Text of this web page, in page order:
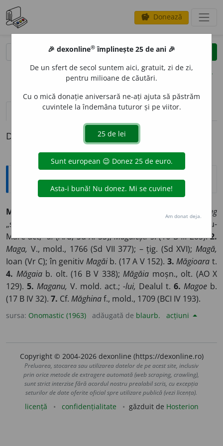
savings Donează
clear
opțiuni
definiții (1) pronunțievolume_up (13)
Definiția cu ID-ul 969155:
Enciclopedice
MAG
mag
„sîmbure”.
Ion fam., act.; – Margareta din Satu-
Mare act;-ul(Ard; Sd XI 53);Măguleștis. (16 B III 285).2.
Maga, V., mold., 1766 (Sd VII 377); – țig. (Sd XVI); Magă,
Ioan (Vr C); în genitiv Magăib. (17 A V 152). 3. Măgioara t.
4. Măgaiab. olt. (16 B V 338); Măgăia moșn., olt. (AO X
129). 5. Maganu, V. mold. act.; -lui, Dealul t. 6. Magoe b.
(17 B IV 32). 7. Cf. Măghinaf., mold., 1709 (BCI IV 193).
sursa: Onomastic (1963) adăugată de blaurb. acțiuni
Copyright © 2004-2026 dexonline (https://dexonline.ro)
Preluarea, stocarea sau utilizarea datelor de pe acest site, inclusiv
prin orice metode de extragere automată (web scraping, crawling),
sunt strict interzise fără acordul nostru prealabil scris, cu excepția
seturilor de date oferite oficial spre utilizare publică (vezi licența).
licență confidențialitate găzduit de Hosterion
🎉 dexonline® împlinește 25 de ani 🎉
De un sfert de secol suntem aici, gratuit, zi de zi,
pentru milioane de căutări.
Cu o mică donație aniversară ne-ați ajuta să păstrăm
cuvintele la îndemâna tuturor și pe viitor.
Am donat deja.